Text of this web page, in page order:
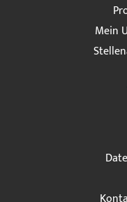
Mein